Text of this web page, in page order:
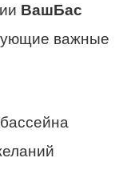
ВашБас
важные